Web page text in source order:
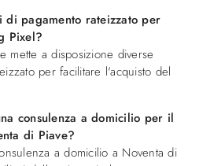
pagamento rateizzato per
Pixel?
mette a disposizione diverse
per facilitare l'acquisto del
consulenza a domicilio per il
di Piave?
a domicilio a Noventa di